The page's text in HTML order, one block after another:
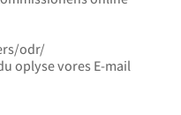
odr/
oplyse vores E-mail